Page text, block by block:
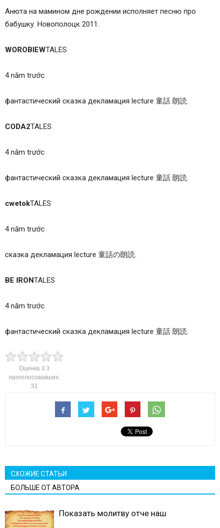
Анюта на мамином дне рождении исполняет песню про
бабушку. Новополоцк 2011.
WOROBIEWTALES
4 năm trước
фантастический сказка декламация lecture 童話 朗読.
CODA2TALES
4 năm trước
фантастический сказка декламация lecture 童話 朗読.
cwetokTALES
4 năm trước
сказка декламация lecture 童話の朗読.
BE IRONTALES
4 năm trước
фантастический сказка декламация lecture 童話 朗読.
Оценка 3.3
проголосовавших:
31
СХОЖИЕ СТАТЬИ
БОЛЬШЕ ОТ АВТОРА
Показать молитву отче наш